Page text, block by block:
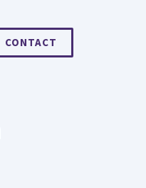
CONTACT